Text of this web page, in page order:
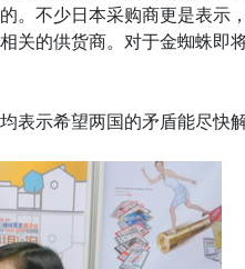
。不少日本采购商更是表示
关的供货商。对于金蜘蛛即
示希望两国的矛盾能尽快解